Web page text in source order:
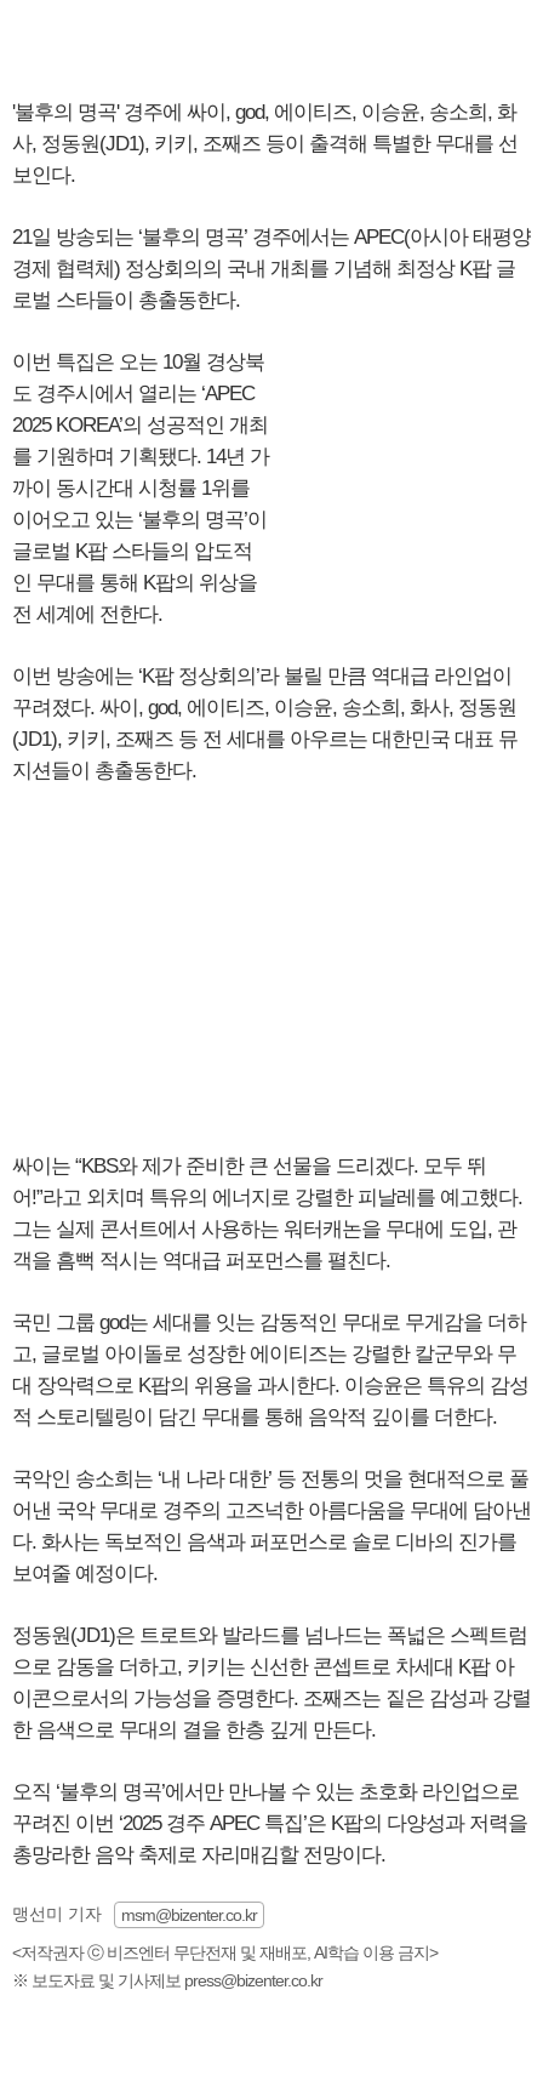
'불후의 명곡' 경주에 싸이, god, 에이티즈, 이승윤, 송소희, 화
사, 정동원(JD1), 키키, 조째즈 등이 출격해 특별한 무대를 선
보인다.
21일 방송되는 ‘불후의 명곡’ 경주에서는 APEC(아시아 태평양
경제 협력체) 정상회의의 국내 개최를 기념해 최정상 K팝 글
로벌 스타들이 총출동한다.
이번 특집은 오는 10월 경상북
도 경주시에서 열리는 ‘APEC
2025 KOREA’의 성공적인 개최
를 기원하며 기획됐다. 14년 가
까이 동시간대 시청률 1위를
이어오고 있는 ‘불후의 명곡’이
글로벌 K팝 스타들의 압도적
인 무대를 통해 K팝의 위상을
전 세계에 전한다.
이번 방송에는 ‘K팝 정상회의’라 불릴 만큼 역대급 라인업이
꾸려졌다. 싸이, god, 에이티즈, 이승윤, 송소희, 화사, 정동원
(JD1), 키키, 조째즈 등 전 세대를 아우르는 대한민국 대표 뮤
지션들이 총출동한다.
싸이는 “KBS와 제가 준비한 큰 선물을 드리겠다. 모두 뛰
어!”라고 외치며 특유의 에너지로 강렬한 피날레를 예고했다.
그는 실제 콘서트에서 사용하는 워터캐논을 무대에 도입, 관
객을 흠뻑 적시는 역대급 퍼포먼스를 펼친다.
국민 그룹 god는 세대를 잇는 감동적인 무대로 무게감을 더하
고, 글로벌 아이돌로 성장한 에이티즈는 강렬한 칼군무와 무
대 장악력으로 K팝의 위용을 과시한다. 이승윤은 특유의 감성
적 스토리텔링이 담긴 무대를 통해 음악적 깊이를 더한다.
국악인 송소희는 ‘내 나라 대한’ 등 전통의 멋을 현대적으로 풀
어낸 국악 무대로 경주의 고즈넉한 아름다움을 무대에 담아낸
다. 화사는 독보적인 음색과 퍼포먼스로 솔로 디바의 진가를
보여줄 예정이다.
정동원(JD1)은 트로트와 발라드를 넘나드는 폭넓은 스펙트럼
으로 감동을 더하고, 키키는 신선한 콘셉트로 차세대 K팝 아
이콘으로서의 가능성을 증명한다. 조째즈는 짙은 감성과 강렬
한 음색으로 무대의 결을 한층 깊게 만든다.
오직 ‘불후의 명곡’에서만 만나볼 수 있는 초호화 라인업으로
꾸려진 이번 ‘2025 경주 APEC 특집’은 K팝의 다양성과 저력을
총망라한 음악 축제로 자리매김할 전망이다.
맹선미 기자
msm@bizenter.co.kr
<저작권자 ⓒ 비즈엔터 무단전재 및 재배포, AI학습 이용 금지>
※ 보도자료 및 기사제보 press@bizenter.co.kr